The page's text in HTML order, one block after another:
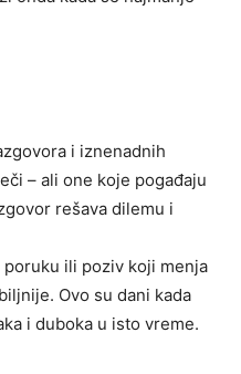
i iznenadnih
– ali one koje pogađaju
rešava dilemu i
ili poziv koji menja
Ovo su dani kada
i duboka u isto vreme.